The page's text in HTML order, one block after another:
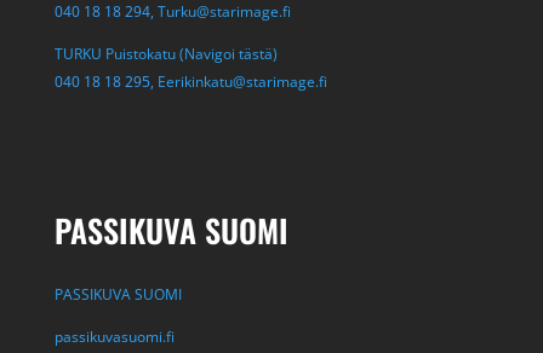
040 18 18 294, Turku@starimage.fi
TURKU Puistokatu (Navigoi tästä)
040 18 18 295, Eerikinkatu@starimage.fi
PASSIKUVA SUOMI
PASSIKUVA SUOMI
passikuvasuomi.fi